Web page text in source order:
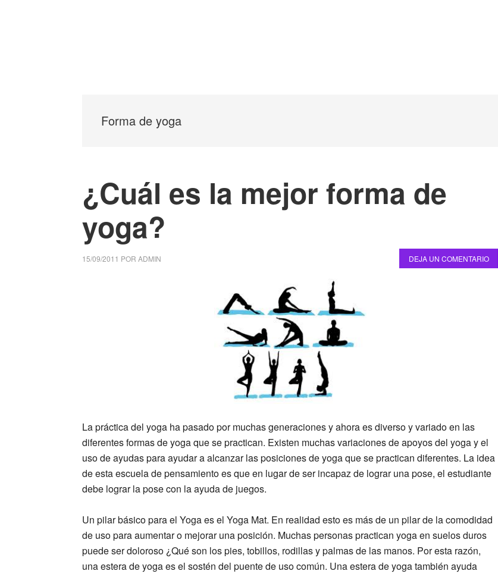
Forma de yoga
¿Cuál es la mejor forma de
yoga?
15/09/2011 POR ADMIN DEJA UN COMENTARIO
La práctica del yoga ha pasado por muchas generaciones y ahora es diverso y variado en las
diferentes formas de yoga que se practican. Existen muchas variaciones de apoyos del yoga y el
uso de ayudas para ayudar a alcanzar las posiciones de yoga que se practican diferentes. La idea
de esta escuela de pensamiento es que en lugar de ser incapaz de lograr una pose, el estudiante
debe lograr la pose con la ayuda de juegos.
Un pilar básico para el Yoga es el Yoga Mat. En realidad esto es más de un pilar de la comodidad
de uso para aumentar o mejorar una posición. Muchas personas practican yoga en suelos duros
puede ser doloroso ¿Qué son los pies, tobillos, rodillas y palmas de las manos. Por esta razón,
una estera de yoga es el sostén del puente de uso común. Una estera de yoga también ayuda